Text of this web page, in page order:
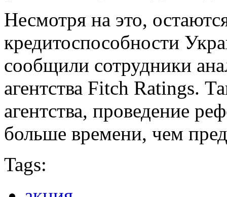
Несмотря на это,
кредитоспособности
сообщили сотрудники
агентства Fitch Ratings.
агентства, проведение
больше времени, чем
Tags: